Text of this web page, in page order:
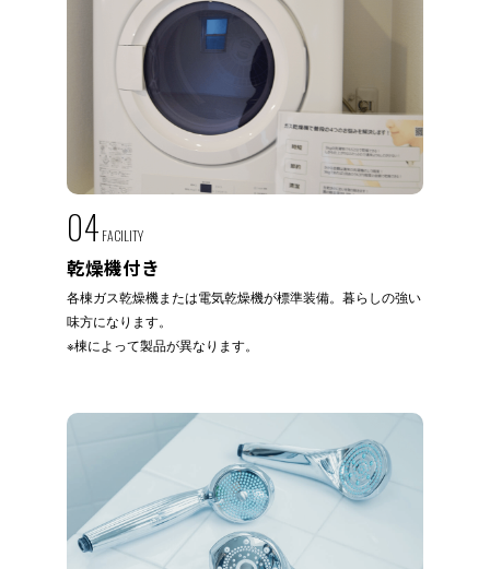
04 FACILITY
乾燥機付き
各棟ガス乾燥機または電気乾燥機が標準装備。暮らしの強い
味方になります。
※棟によって製品が異なります。